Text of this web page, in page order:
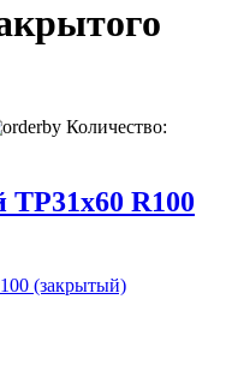
Количество:
TP31x60 R100